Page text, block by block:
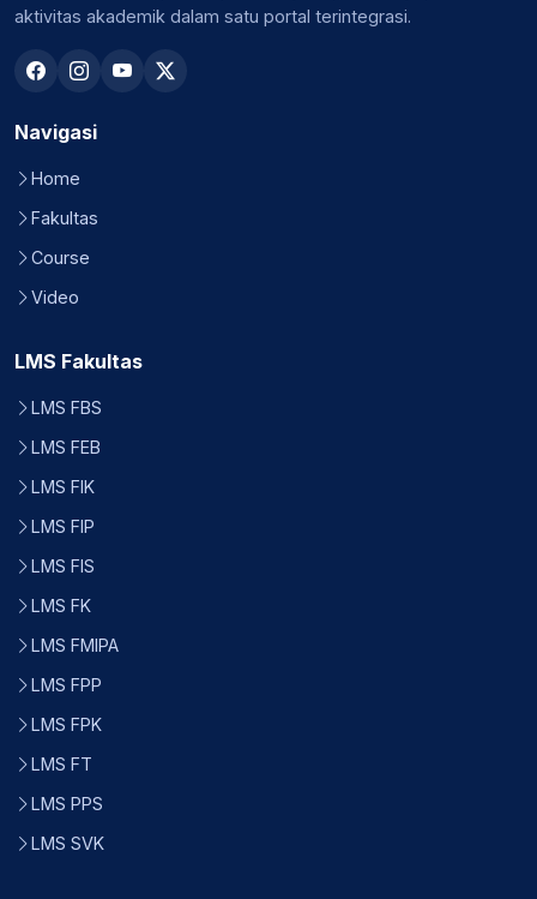
aktivitas akademik dalam satu portal terintegrasi.
Navigasi
Home
Fakultas
Course
Video
LMS Fakultas
LMS FBS
LMS FEB
LMS FIK
LMS FIP
LMS FIS
LMS FK
LMS FMIPA
LMS FPP
LMS FPK
LMS FT
LMS PPS
LMS SVK